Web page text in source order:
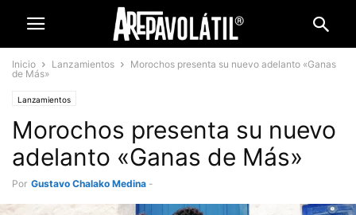
Inicio Lanzamientos
Morochos presenta su nuevo adelanto «Ganas
de Más»
Lanzamientos
Morochos presenta su nuevo
adelanto «Ganas de Más»
Por Gustavo Chalako Medina -